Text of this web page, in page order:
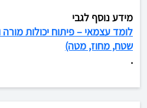
מידע נוסף לגבי
לומד עצמאי – פיתוח יכולות
שטח, מחוז, מטה)
.